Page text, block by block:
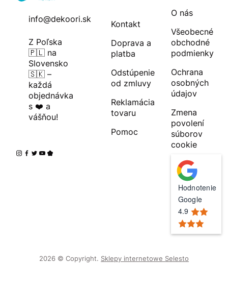
info@dekoori.sk
Z Poľska
🇵🇱 na
Slovensko
🇸🇰 –
každá
objednávka
s ❤️ a
vášňou!
Kontakt
Doprava a
platba
Odstúpenie
od zmluvy
Reklamácia
tovaru
Pomoc
O nás
Všeobecné
obchodné
podmienky
Ochrana
osobných
údajov
Zmena
povolení
súborov
cookie
Hodnotenie
Google
4.9
2026 © Copyright. Sklepy internetowe Selesto